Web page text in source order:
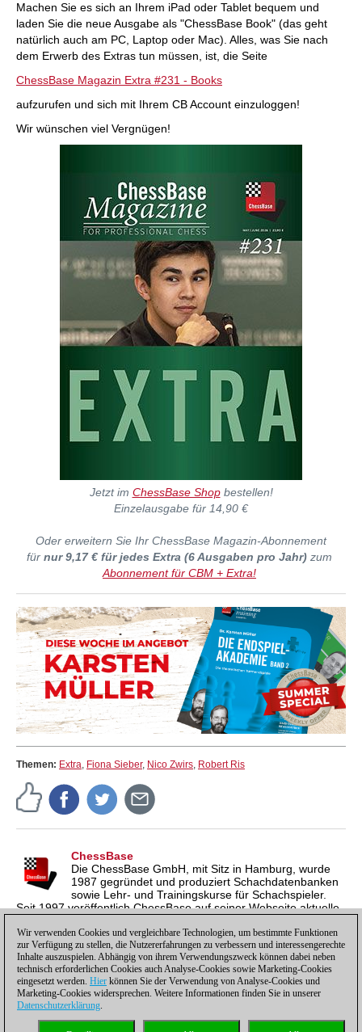
Machen Sie es sich an Ihrem iPad oder Tablet bequem und
laden Sie die neue Ausgabe als "ChessBase Book" (das geht
natürlich auch am PC, Laptop oder Mac). Alles, was Sie nach
dem Erwerb des Extras tun müssen, ist, die Seite
ChessBase Magazin Extra #231 - Books
aufzurufen und sich mit Ihrem CB Account einzuloggen!
Wir wünschen viel Vergnügen!
Jetzt im ChessBase Shopbestellen!
Einzelausgabe für 14,90 €
Oder erweitern Sie Ihr ChessBase Magazin-Abonnement
für nur 9,17 € für jedes Extra (6 Ausgaben pro Jahr) zum
Abonnement für CBM + Extra!
Themen: Extra, Fiona Sieber, Nico Zwirs, Robert Ris
ChessBase
Die ChessBase GmbH, mit Sitz in Hamburg, wurde
1987 gegründet und produziert Schachdatenbanken
sowie Lehr- und Trainingskurse für Schachspieler.
Seit 1997 veröffentlich ChessBase auf seiner Webseite aktuelle
inzwischen in vier Sprachen und gilt weltweit als wichtigste
Schachnachrichtenseite.
Wir verwenden Cookies und vergleichbare Technologien, um bestimmte Funktionen
zur Verfügung zu stellen, die Nutzererfahrungen zu verbessern und interessengerechte
Inhalte auszuspielen. Abhängig von ihrem Verwendungszweck können dabei neben
technisch erforderlichen Cookies auch Analyse-Cookies sowie Marketing-Cookies
eingesetzt werden. Hier können Sie der Verwendung von Analyse-Cookies und
Marketing-Cookies widersprechen. Weitere Informationen finden Sie in unserer
Datenschutzerklärung.